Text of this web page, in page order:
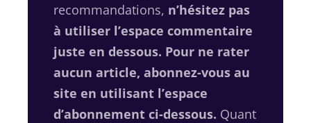
recommandations, n’hésitez pas
à utiliser l’espace commentaire
juste en dessous. Pour ne rater
aucun article, abonnez-vous au
site en utilisant l’espace
d’abonnement ci-dessous. Quant